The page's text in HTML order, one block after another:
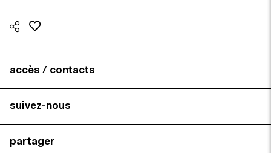
accès / contacts
suivez-nous
partager